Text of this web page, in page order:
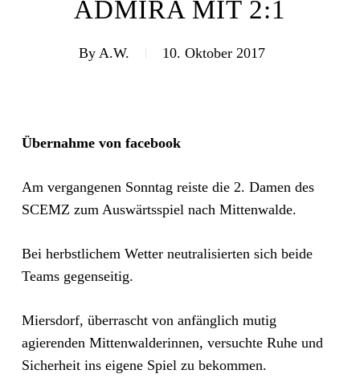
ADMIRA MIT 2:1
By A.W. 10. Oktober 2017
Übernahme von facebook
Am vergangenen Sonntag reiste die 2. Damen des
SCEMZ zum Auswärtsspiel nach Mittenwalde.
Bei herbstlichem Wetter neutralisierten sich beide
Teams gegenseitig.
Miersdorf, überrascht von anfänglich mutig
agierenden Mittenwalderinnen, versuchte Ruhe und
Sicherheit ins eigene Spiel zu bekommen.